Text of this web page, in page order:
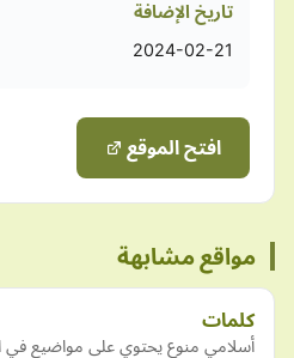
تاريخ الإضافة
2024-02-21
افتح الموقع
مواقع مشابهة
كلمات
أسلامي منوع يحتوي على مواضيع في